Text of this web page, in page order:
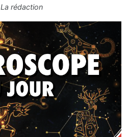
La rédaction